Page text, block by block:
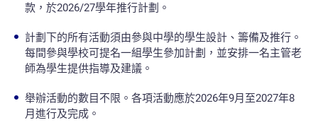
款，於2026/27學年推行計劃。
計劃下的所有活動須由參與中學的學生設計、籌備及推行。
每間參與學校可提名一組學生參加計劃，並安排一名主管老
師為學生提供指導及建議。
舉辦活動的數目不限。各項活動應於2026年9月至2027年8
月進行及完成。